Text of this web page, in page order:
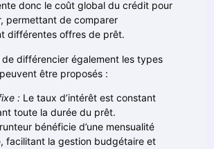
donc le coût global du crédit pour
permettant de comparer
différentes offres de prêt.
de différencier également les types
être proposés :
: Le taux d’intérêt est constant
toute la durée du prêt.
bénéficie d’une mensualité
facilitant la gestion budgétaire et